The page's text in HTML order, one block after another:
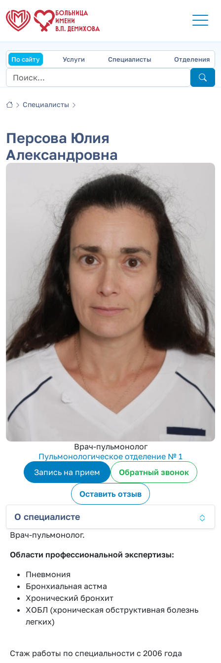
БОЛЬНИЦА
ИМЕНИ
В.П. ДЕМИХОВА
По сайту Услуги Специалисты Отделения
Специалисты
Персова Юлия
Александровна
Врач-пульмонолог
Пульмонологическое отделение № 1
Запись на прием
Обратный звонок
Оставить отзыв
О специалисте
Врач-пульмонолог.
Области профессиональной экспертизы:
Пневмония
Бронхиальная астма
Хронический бронхит
ХОБЛ (хроническая обструктивная болезнь
легких)
Стаж работы по специальности с 2006 года